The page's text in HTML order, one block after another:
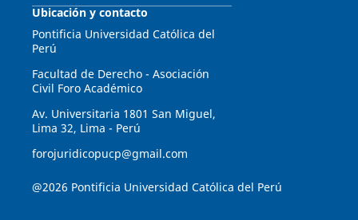
Ubicación y contacto
Pontificia Universidad Católica del
Perú
Facultad de Derecho - Asociación
Civil Foro Académico
Av. Universitaria 1801 San Miguel,
Lima 32, Lima - Perú
forojuridicopucp@gmail.com
@2026 Pontificia Universidad Católica del Perú